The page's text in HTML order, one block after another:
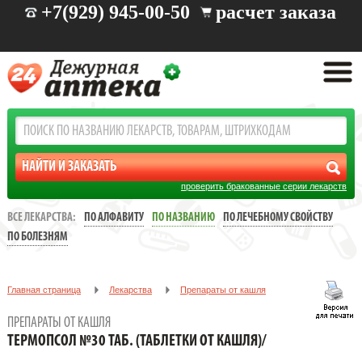
+7(929) 945-00-50 расчет заказа
проверить бракованные серии лекарств
ВСЕ ЛЕКАРСТВА: ПО АЛФАВИТУ ПО НАЗВАНИЮ
ПО ЛЕЧЕБНОМУ СВОЙСТВУ
ПО БОЛЕЗНЯМ
Главная страница Лекарства Препараты от кашля
ФАРМСТАНДАРТ/
ПРЕПАРАТЫ ОТ КАШЛЯ
ТЕРМОПСОЛ №30 ТАБ. (ТАБЛЕТКИ ОТ КАШЛЯ)/